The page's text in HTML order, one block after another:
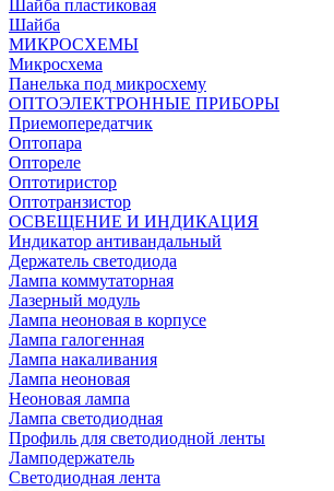
Шайба пластиковая
Шайба
МИКРОСХЕМЫ
Микросхема
Панелька под микросхему
ОПТОЭЛЕКТРОННЫЕ ПРИБОРЫ
Приемопередатчик
Оптопара
Оптореле
Оптотиристор
Оптотранзистор
ОСВЕЩЕНИЕ И ИНДИКАЦИЯ
Индикатор антивандальный
Держатель светодиода
Лампа коммутаторная
Лазерный модуль
Лампа неоновая в корпусе
Лампа галогенная
Лампа накаливания
Лампа неоновая
Неоновая лампа
Лампа светодиодная
Профиль для светодиодной ленты
Ламподержатель
Светодиодная лента